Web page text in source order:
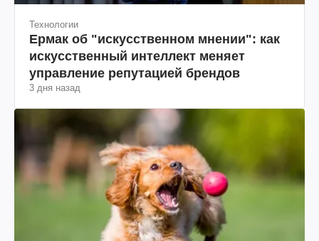
Технологии
Ермак об "искусственном мнении": как
искусственный интеллект меняет
управление репутацией брендов
3 дня назад